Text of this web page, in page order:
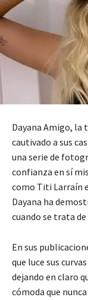
Dayana Amigo, la
cautivado a sus
una serie de
confianza en sí
como Titi Larraín
Dayana ha
cuando se trata
En sus
que luce sus
dejando en claro
cómoda que